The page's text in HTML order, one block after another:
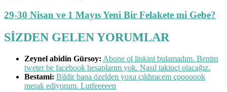
29-30 Nisan ve 1 Mayıs Yeni Bir Felakete mi Gebe?
SİZDEN GELEN YORUMLAR
Zeynel abidin Gürsoy: Abone ol linkini bulamadım. Benim
tweter be facebook hesaplarım yok. Nasıl takipçi olacağız.
Bestami: Bildir bana özelden yoxa çıldıracem çooooook
merak ediyorum. Lutfeeeeen